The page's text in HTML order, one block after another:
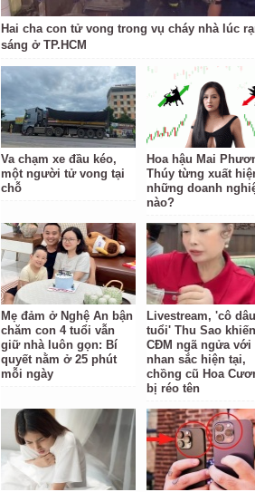
Hai cha con tử vong trong vụ cháy nhà lúc
sáng ở TP.HCM
Va chạm xe đầu kéo,
một người tử vong tại
chỗ
Hoa hậu Mai
Thúy từng xuất
những doanh
nào?
Mẹ đảm ở Nghệ An bận
chăm con 4 tuổi vẫn
giữ nhà luôn gọn: Bí
quyết nằm ở 25 phút
mỗi ngày
Livestream, 'cô
tuổi' Thu Sao khiến
CĐM ngã ngửa với
nhan sắc hiện tại,
chồng cũ Hoa
bị réo tên